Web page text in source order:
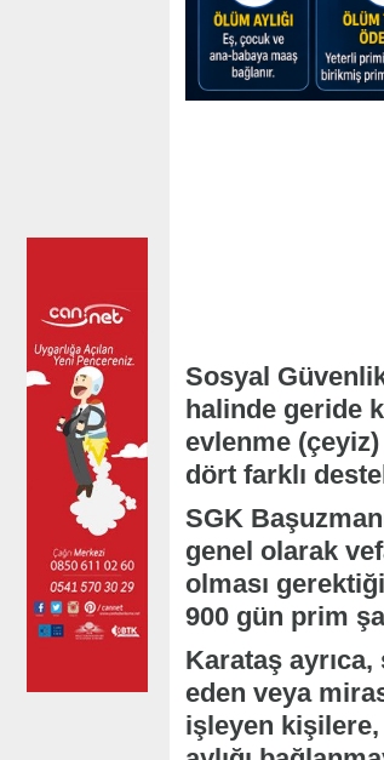
Sosyal
halinde geride
evlenme
dört farklı
SGK
genel olarak
olması
900 gün prim
Karataş
eden veya
işleyen kişilere,